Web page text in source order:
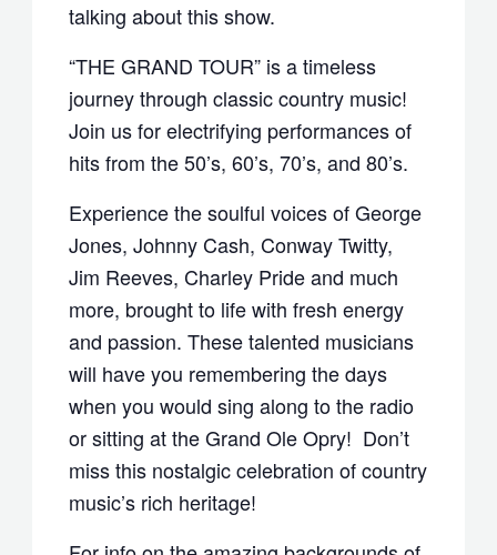
talking about this show.
“THE GRAND TOUR” is a timeless
journey through classic country music!
Join us for electrifying performances of
hits from the 50’s, 60’s, 70’s, and 80’s.
Experience the soulful voices of George
Jones, Johnny Cash, Conway Twitty,
Jim Reeves, Charley Pride and much
more, brought to life with fresh energy
and passion. These talented musicians
will have you remembering the days
when you would sing along to the radio
or sitting at the Grand Ole Opry! Don’t
miss this nostalgic celebration of country
music’s rich heritage!